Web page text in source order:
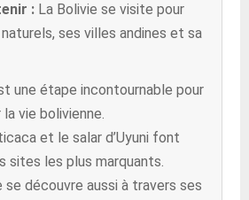
: La Bolivie se visite pour
ses villes andines et sa
une étape incontournable pour
vie bolivienne.
et le salar d’Uyuni font
sites les plus marquants.
se découvre aussi à travers ses